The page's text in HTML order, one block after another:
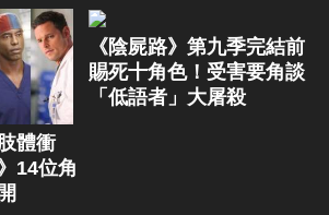
體衝
14位角
《陰屍路》第九季完結前
賜死十角色！受害要角談
「低語者」大屠殺